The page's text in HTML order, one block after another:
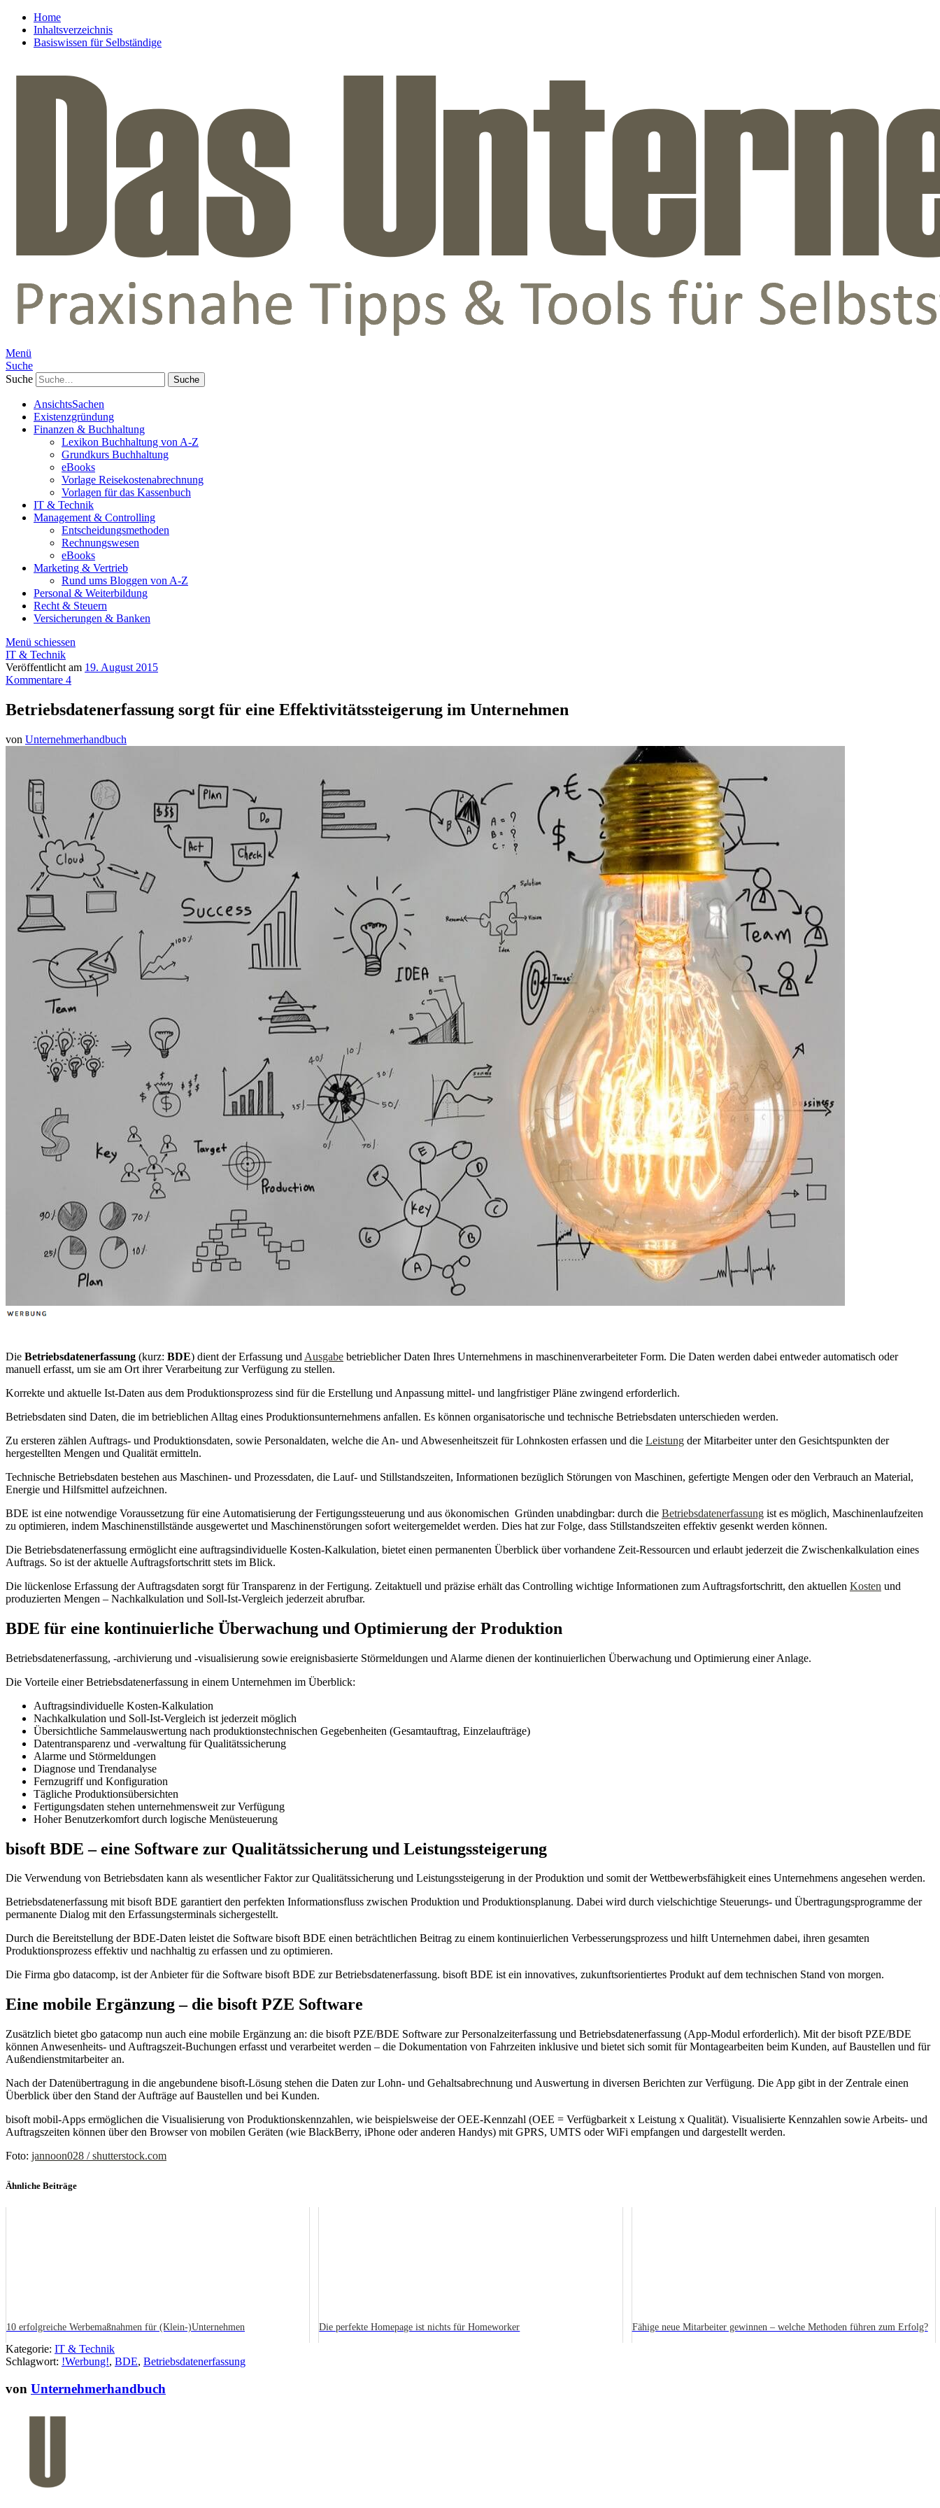
Home
Inhaltsverzeichnis
Basiswissen für Selbständige
Menü
Suche
Suche
AnsichtsSachen
Existenzgründung
Finanzen & Buchhaltung
Lexikon Buchhaltung von A-Z
Grundkurs Buchhaltung
eBooks
Vorlage Reisekostenabrechnung
Vorlagen für das Kassenbuch
IT & Technik
Management & Controlling
Entscheidungsmethoden
Rechnungswesen
eBooks
Marketing & Vertrieb
Rund ums Bloggen von A-Z
Personal & Weiterbildung
Recht & Steuern
Versicherungen & Banken
Menü schiessen
IT & Technik
Veröffentlicht am 19. August 2015
Kommentare 4
Betriebsdatenerfassung sorgt für eine Effektivitätssteigerung im Unternehmen
von Unternehmerhandbuch
Die Betriebsdatenerfassung (kurz: BDE) dient der Erfassung und Ausgabe betrieblicher Daten Ihres Unternehmens in maschinenverarbeiteter Form. Die Daten werden dabei entweder automatisch oder
manuell erfasst, um sie am Ort ihrer Verarbeitung zur Verfügung zu stellen.
Korrekte und aktuelle Ist-Daten aus dem Produktionsprozess sind für die Erstellung und Anpassung mittel- und langfristiger Pläne zwingend erforderlich.
Betriebsdaten sind Daten, die im betrieblichen Alltag eines Produktionsunternehmens anfallen. Es können organisatorische und technische Betriebsdaten unterschieden werden.
Zu ersteren zählen Auftrags- und Produktionsdaten, sowie Personaldaten, welche die An- und Abwesenheitszeit für Lohnkosten erfassen und die Leistung der Mitarbeiter unter den Gesichtspunkten der
hergestellten Mengen und Qualität ermitteln.
Technische Betriebsdaten bestehen aus Maschinen- und Prozessdaten, die Lauf- und Stillstandszeiten, Informationen bezüglich Störungen von Maschinen, gefertigte Mengen oder den Verbrauch an Material,
Energie und Hilfsmittel aufzeichnen.
BDE ist eine notwendige Voraussetzung für eine Automatisierung der Fertigungssteuerung und aus ökonomischen Gründen unabdingbar: durch die Betriebsdatenerfassung ist es möglich, Maschinenlaufzeiten
zu optimieren, indem Maschinenstillstände ausgewertet und Maschinenstörungen sofort weitergemeldet werden. Dies hat zur Folge, dass Stillstandszeiten effektiv gesenkt werden können.
Die Betriebsdatenerfassung ermöglicht eine auftragsindividuelle Kosten-Kalkulation, bietet einen permanenten Überblick über vorhandene Zeit-Ressourcen und erlaubt jederzeit die Zwischenkalkulation eines
Auftrags. So ist der aktuelle Auftragsfortschritt stets im Blick.
Die lückenlose Erfassung der Auftragsdaten sorgt für Transparenz in der Fertigung. Zeitaktuell und präzise erhält das Controlling wichtige Informationen zum Auftragsfortschritt, den aktuellen Kosten und
produzierten Mengen – Nachkalkulation und Soll-Ist-Vergleich jederzeit abrufbar.
BDE für eine kontinuierliche Überwachung und Optimierung der Produktion
Betriebsdatenerfassung, -archivierung und -visualisierung sowie ereignisbasierte Störmeldungen und Alarme dienen der kontinuierlichen Überwachung und Optimierung einer Anlage.
Die Vorteile einer Betriebsdatenerfassung in einem Unternehmen im Überblick:
Auftragsindividuelle Kosten-Kalkulation
Nachkalkulation und Soll-Ist-Vergleich ist jederzeit möglich
Übersichtliche Sammelauswertung nach produktionstechnischen Gegebenheiten (Gesamtauftrag, Einzelaufträge)
Datentransparenz und -verwaltung für Qualitätssicherung
Alarme und Störmeldungen
Diagnose und Trendanalyse
Fernzugriff und Konfiguration
Tägliche Produktionsübersichten
Fertigungsdaten stehen unternehmensweit zur Verfügung
Hoher Benutzerkomfort durch logische Menüsteuerung
bisoft BDE – eine Software zur Qualitätssicherung und Leistungssteigerung
Die Verwendung von Betriebsdaten kann als wesentlicher Faktor zur Qualitätssicherung und Leistungssteigerung in der Produktion und somit der Wettbewerbsfähigkeit eines Unternehmens angesehen werden.
Betriebsdatenerfassung mit bisoft BDE garantiert den perfekten Informationsfluss zwischen Produktion und Produktionsplanung. Dabei wird durch vielschichtige Steuerungs- und Übertragungsprogramme der
permanente Dialog mit den Erfassungsterminals sichergestellt.
Durch die Bereitstellung der BDE-Daten leistet die Software bisoft BDE einen beträchtlichen Beitrag zu einem kontinuierlichen Verbesserungsprozess und hilft Unternehmen dabei, ihren gesamten
Produktionsprozess effektiv und nachhaltig zu erfassen und zu optimieren.
Die Firma gbo datacomp, ist der Anbieter für die Software bisoft BDE zur Betriebsdatenerfassung. bisoft BDE ist ein innovatives, zukunftsorientiertes Produkt auf dem technischen Stand von morgen.
Eine mobile Ergänzung – die bisoft PZE Software
Zusätzlich bietet gbo gatacomp nun auch eine mobile Ergänzung an: die bisoft PZE/BDE Software zur Personalzeiterfassung und Betriebsdatenerfassung (App-Modul erforderlich). Mit der bisoft PZE/BDE
können Anwesenheits- und Auftragszeit-Buchungen erfasst und verarbeitet werden – die Dokumentation von Fahrzeiten inklusive und bietet sich somit für Montagearbeiten beim Kunden, auf Baustellen und für
Außendienstmitarbeiter an.
Nach der Datenübertragung in die angebundene bisoft-Lösung stehen die Daten zur Lohn- und Gehaltsabrechnung und Auswertung in diversen Berichten zur Verfügung. Die App gibt in der Zentrale einen
Überblick über den Stand der Aufträge auf Baustellen und bei Kunden.
bisoft mobil-Apps ermöglichen die Visualisierung von Produktionskennzahlen, wie beispielsweise der OEE-Kennzahl (OEE = Verfügbarkeit x Leistung x Qualität). Visualisierte Kennzahlen sowie Arbeits- und
Auftragszeiten können über den Browser von mobilen Geräten (wie BlackBerry, iPhone oder anderen Handys) mit GPRS, UMTS oder WiFi empfangen und dargestellt werden.
Foto: jannoon028 / shutterstock.com
Ähnliche Beiträge
10 erfolgreiche Werbemaßnahmen für (Klein-)Unternehmen Die perfekte Homepage ist nichts für Homeworker Fähige neue Mitarbeiter gewinnen – welche Methoden führen zum Erfolg?
Kategorie: IT & Technik
Schlagwort: !Werbung!, BDE, Betriebsdatenerfassung
von Unternehmerhandbuch